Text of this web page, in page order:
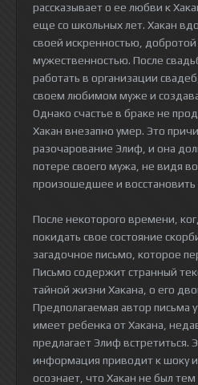
рассказывает о ее любви к
еще со школьных лет. Хакан
своей искренностью,
мужественностью. После
работать в организации
своем любимом муже и
Однако счастье в браке не
Хакан внезапно умер. Это
разочарование Элиф, и она
потере своего мужа, не видя
произошедшее и
После некоторого времени,
покидать свое состояние
загадочное письмо, которое
Письмо содержит странный
тайной жизни Хакана, о его
Предполагаемая автор письма
имеет ребенка от Хакана,
предлагает Элиф встретиться.
информация приводит к шоку
осознает, что Хакан не был